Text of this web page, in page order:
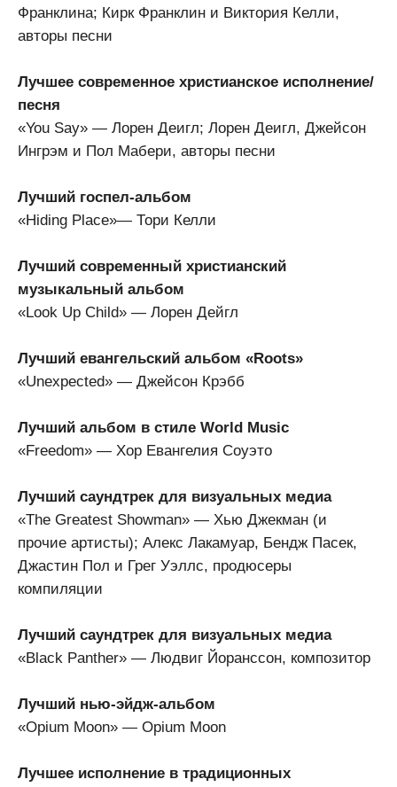
Франклина; Кирк Франклин и Виктория Келли,
авторы песни
Лучшее современное христианское исполнение/
песня
«You Say» — Лорен Деигл; Лорен Деигл, Джейсон
Ингрэм и Пол Мабери, авторы песни
Лучший госпел-альбом
«Hiding Place»— Тори Келли
Лучший современный христианский
музыкальный альбом
«Look Up Child» — Лорен Дейгл
Лучший евангельский альбом «Roots»
«Unexpected» — Джейсон Крэбб
Лучший альбом в стиле World Music
«Freedom» — Хор Евангелия Соуэто
Лучший саундтрек для визуальных медиа
«The Greatest Showman» — Хью Джекман (и
прочие артисты); Алекс Лакамуар, Бендж Пасек,
Джастин Пол и Грег Уэллс, продюсеры
компиляции
Лучший саундтрек для визуальных медиа
«Black Panther» — Людвиг Йоранссон, композитор
Лучший нью-эйдж-альбом
«Opium Moon» — Opium Moon
Лучшее исполнение в традиционных